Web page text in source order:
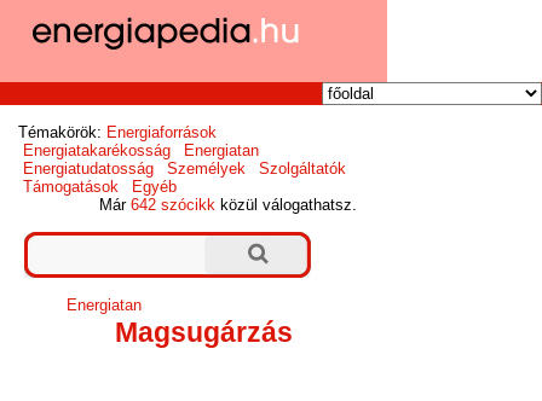
Témakörök: Energiaforrások
Energiatakarékosság
Energiatan
Energiatudatosság
Személyek
Szolgáltatók
Támogatások
Egyéb
Már642 szócikk közül válogathatsz.
Energiatan
Magsugárzás